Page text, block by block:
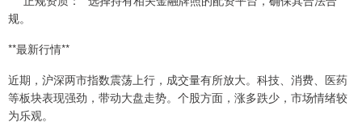
规。
**最新行情**
近期，沪深两市指数震荡上行，成交量有所放大。科技、消费、医药
等板块表现强劲，带动大盘走势。个股方面，涨多跌少，市场情绪较
为乐观。